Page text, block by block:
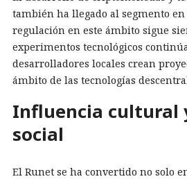
también ha llegado al segmento
regulación en este ámbito sigue
experimentos tecnológicos
desarrolladores locales crean
ámbito de las tecnologías
Influencia cultural
social
El Runet se ha convertido no solo